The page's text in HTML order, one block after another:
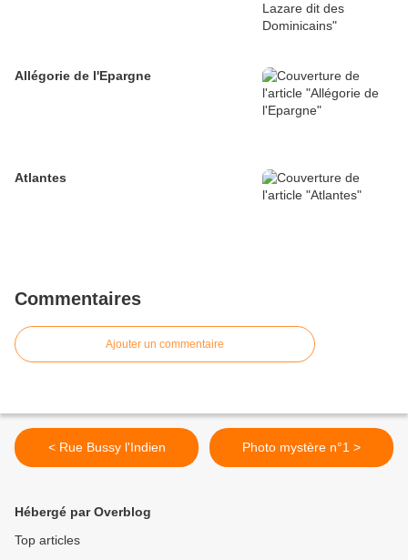
Allégorie de l'Epargne
Atlantes
Commentaires
Ajouter un commentaire
< Rue Bussy l'Indien Photo mystère n°1 >
Hébergé par Overblog
Top articles